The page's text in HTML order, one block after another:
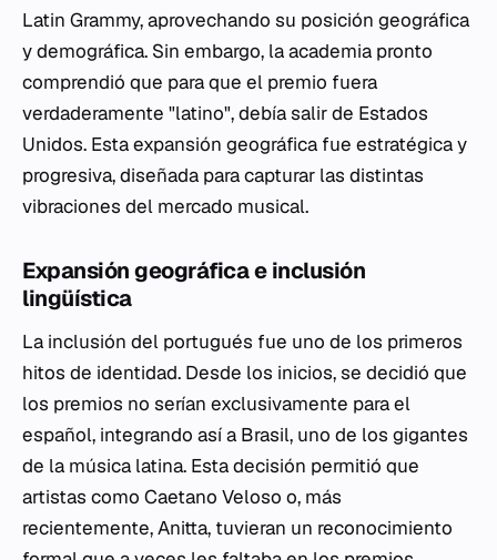
Latin Grammy, aprovechando su posición geográfica
y demográfica. Sin embargo, la academia pronto
comprendió que para que el premio fuera
verdaderamente "latino", debía salir de Estados
Unidos. Esta expansión geográfica fue estratégica y
progresiva, diseñada para capturar las distintas
vibraciones del mercado musical.
Expansión geográfica e inclusión
lingüística
La inclusión del portugués fue uno de los primeros
hitos de identidad. Desde los inicios, se decidió que
los premios no serían exclusivamente para el
español, integrando así a Brasil, uno de los gigantes
de la música latina. Esta decisión permitió que
artistas como Caetano Veloso o, más
recientemente, Anitta, tuvieran un reconocimiento